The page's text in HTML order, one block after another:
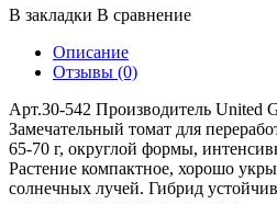
В закладки В сравнение
Описание
Отзывы (0)
Арт.30-542 Производитель United
Замечательный томат для
65-70 г, округлой формы,
Растение компактное, хорошо
солнечных лучей. Гибрид